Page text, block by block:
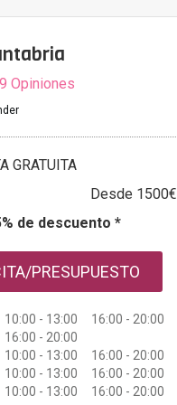
9 Opiniones
GRATUITA
Desde 1500€
de descuento *
PRESUPUESTO
10:00 - 13:00 16:00 - 20:00
16:00 - 20:00
10:00 - 13:00 16:00 - 20:00
10:00 - 13:00 16:00 - 20:00
10:00 - 13:00 16:00 - 20:00